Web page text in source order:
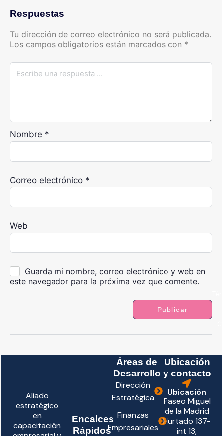
Respuestas
Tu dirección de correo electrónico no será publicada.
Los campos obligatorios están marcados con *
Nombre *
Correo electrónico *
Web
Guarda mi nombre, correo electrónico y web en
este navegador para la próxima vez que comente.
Aliado
estratégico
en
capacitación
Encalces
Rápidos
Áreas de
Desarrollo
Dirección
Estratégica
Finanzas
Empresariales
Ubicación
y contacto
Ubicación
Paseo Miguel
de la Madrid
Hurtado 137-
int 13,